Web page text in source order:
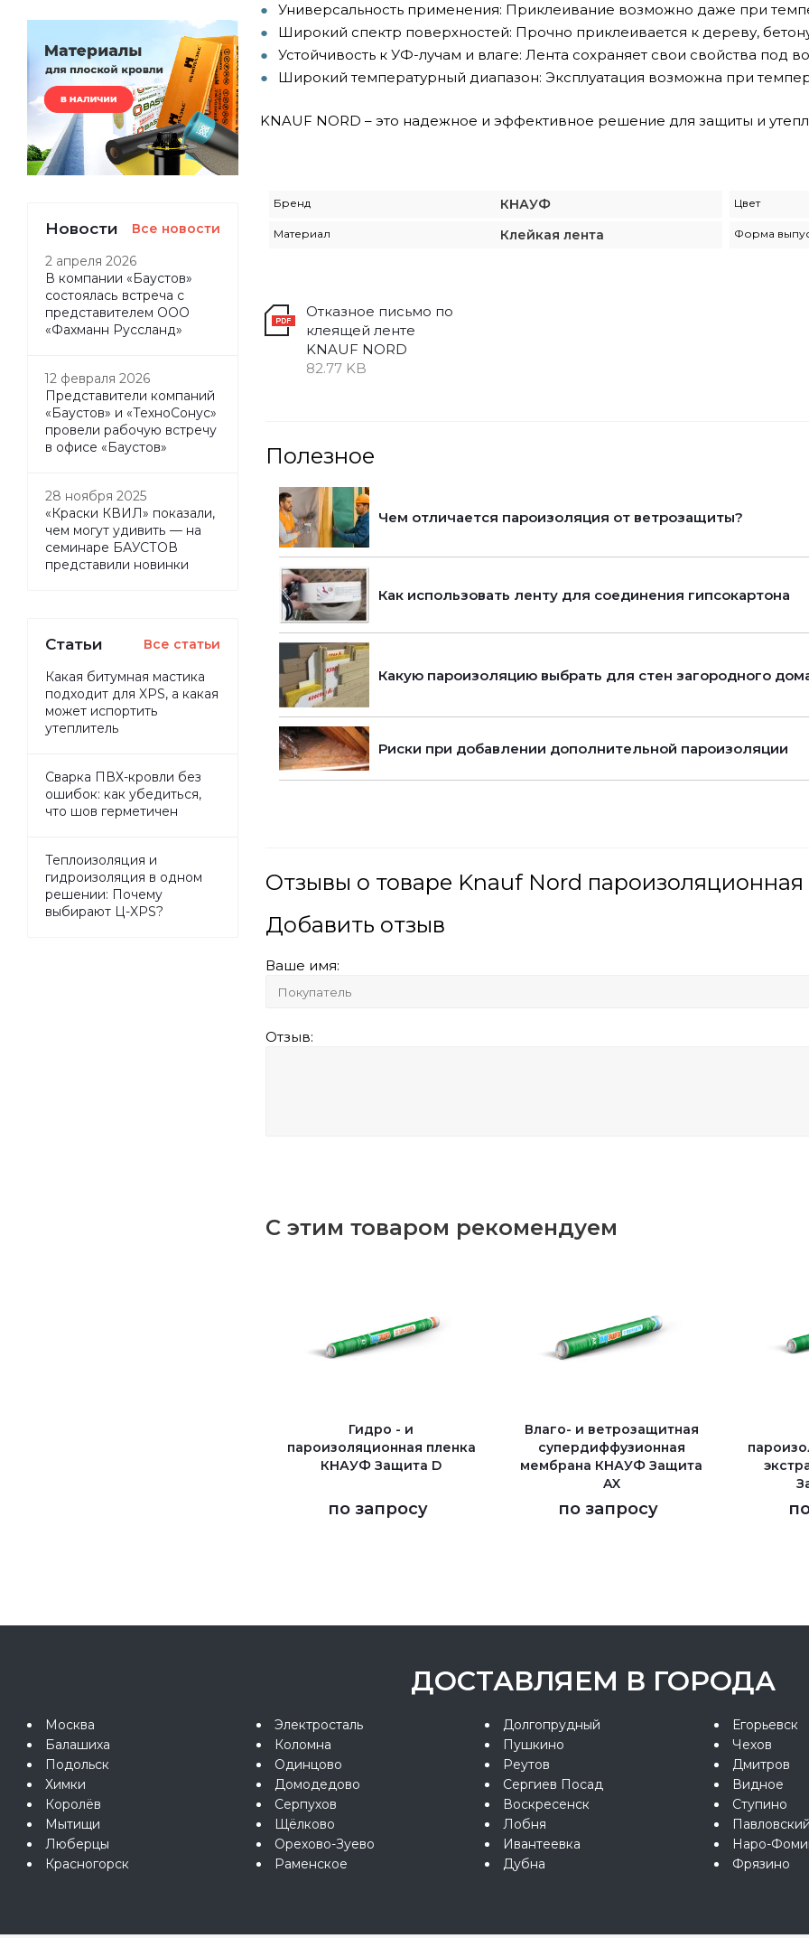
Универсальность применения: Приклеивание возможно даже при
Широкий спектр поверхностей: Прочно приклеивается к дереву,
Устойчивость к УФ-лучам и влаге: Лента сохраняет свои свойства под
Широкий температурный диапазон: Эксплуатация возможна при
KNAUF NORD – это надежное и эффективное решение для защиты и
Бренд КНАУФ Цвет
Материал Клейкая лента Форма
Отказное письмо по
клеящей ленте
KNAUF NORD
82.77 KB
Полезное
Чем отличается пароизоляция от ветрозащиты?
Как использовать ленту для соединения гипсокартона
Какую пароизоляцию выбрать для стен загородного
Риски при добавлении дополнительной пароизоляции
Отзывы о товаре Knauf Nord пароизоляционная
Добавить отзыв
Ваше имя:
Отзыв:
С этим товаром рекомендуем
Гидро - и
пароизоляционная пленка
КНАУФ Защита D
по запросу
Влаго- и ветрозащитная
супердиффузионная
мембрана КНАУФ Защита
AX
по запросу
Новости Все новости
2 апреля 2026
В компании «Баустов»
состоялась встреча с
представителем ООО
«Фахманн Руссланд»
12 февраля 2026
Представители компаний
«Баустов» и «ТехноСонус»
провели рабочую встречу
в офисе «Баустов»
28 ноября 2025
«Краски КВИЛ» показали,
чем могут удивить — на
семинаре БАУСТОВ
представили новинки
Статьи Все статьи
Какая битумная мастика
подходит для XPS, а какая
может испортить
утеплитель
Сварка ПВХ-кровли без
ошибок: как убедиться,
что шов герметичен
Теплоизоляция и
гидроизоляция в одном
решении: Почему
выбирают Ц-XPS?
ДОСТАВЛЯЕМ В ГОРОДА
Москва
Балашиха
Подольск
Химки
Королёв
Мытищи
Люберцы
Красногорск
Электросталь
Коломна
Одинцово
Домодедово
Серпухов
Щёлково
Орехово-Зуево
Раменское
Долгопрудный
Пушкино
Реутов
Сергиев Посад
Воскресенск
Лобня
Ивантеевка
Дубна
Егорьевск
Чехов
Дмитров
Видное
Ступино
Наро-
Фрязино